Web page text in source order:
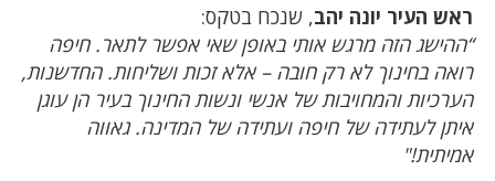
ראש העיר יונה יהב, שנכח בטקס:
“ההישג הזה מרגש אותי באופן שאי אפשר לתאר. חיפה
רואה בחינוך לא רק חובה – אלא זכות ושליחות. החדשנות,
הערכיות והמחויבות של אנשי ונשות החינוך בעיר הן עוגן
איתן לעתידה של חיפה ועתידה של המדינה. גאווה
אמיתית!"